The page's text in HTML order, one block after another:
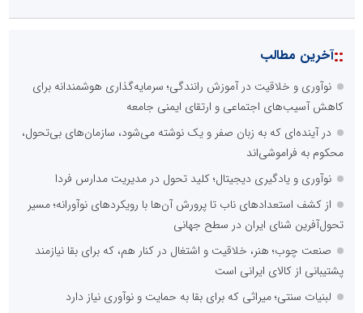
::آخرین مطالب
نوآوری و خلاقیت در آموزش رانندگی؛ سرمایه‌گذاری هوشمندانه برای
کاهش آسیب‌های اجتماعی و ارتقای ایمنی جامعه
در آینده‌ای که به زبان صفر و یک نوشته می‌شود، سازمان‌های بی‌تحول،
محکوم به فراموشی‌اند
نوآوری و یادگیری دیجیتال؛ کلید تحول در مدیریت مدارس فردا
از کشف استعدادهای ناب تا پرورش آن‌ها با رویکردهای نوآورانه؛ مسیر
تحول‌آفرین شنای ایران در سطح جهانی
صنعت چوب؛ هنر، خلاقیت و اشتغال در کنار هم، که برای بقا نیازمند
پشتیبانی از کالای ایرانی است
لبنیات سنتی؛ میراثی که برای بقا به حمایت و نوآوری نیاز دارد